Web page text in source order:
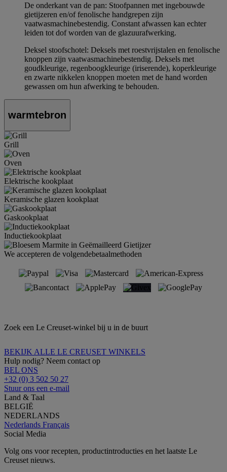
De onderkant van de pan: Stoofpannen met ingebouwde
gietijzeren en/of fenolische handgrepen zijn
vaatwasmachinebestendig. Constant afwassen kan echter
leiden tot dof worden van de glazuurafwerking.
Deksel stoofschotel: Deksels met roestvrijstalen en fenolische
knoppen zijn vaatwasmachinebestendig. Deksels met
goudkleurige, regenboogkleurige (iriserende), koperkleurige
en zwarte nikkelen knoppen moeten met de hand worden
gewassen om hun afwerking te behouden.
warmtebron
Grill
Oven
Elektrische kookplaat
Keramische glazen kookplaat
Gaskookplaat
Inductiekookplaat
We accepteren de volgendebetaalmethoden
Zoek een Le Creuset-winkel bij u in de buurt
BEKIJK ALLE LE CREUSET WINKELS
Hulp nodig? Neem contact op
BEL ONS
+32 (0) 3 502 50 27
Stuur ons een e-mail
Land & Taal
BELGIË
NEDERLANDS
Nederlands Français
Social Media
Volg ons voor recepten, productintroducties en het laatste Le
Creuset nieuws.